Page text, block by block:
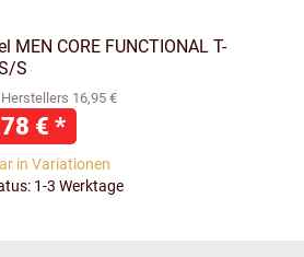
MEN CORE FUNCTIONAL T-
S
16,95 €
€ *
in Variationen
1-3 Werktage